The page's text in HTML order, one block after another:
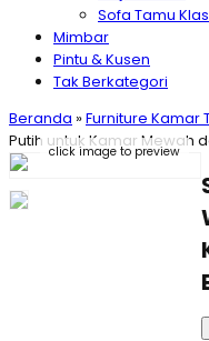
Sofa Tamu
Mimbar
Pintu & Kusen
Tak Berkategori
Beranda »Furniture Kamar
Putih untuk Kamar Mewah
click image to preview